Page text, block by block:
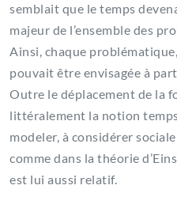
semblait que le temps
majeur de l’ensemble des
Ainsi, chaque
pouvait être envisagée à
Outre le déplacement de la
littéralement la notion
modeler, à considérer
comme dans la théorie
est lui aussi relatif.